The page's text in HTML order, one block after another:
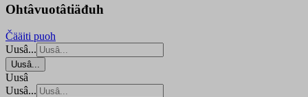
Ohtâvuotâtiäđuh
Čääiti puoh
Uusâ...
Uusâ...
Uusâ
Uusâ...